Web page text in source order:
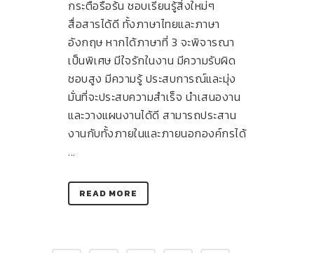
กระตือรือร้น ชอบเรียนรู้สิ่งใหม่ๆ
สื่อสารได้ดี ทั้งภาษาไทยและภาษา
อังกฤษ หากได้ภาษาที่ 3 จะพิจารณา
เป็นพิเศษ มีใจรักในงาน มีความรับผิด
ชอบสูง มีความรู้ ประสบการณ์และมุ่ง
มั่นที่จะประสบความสำเร็จ นําเสนองาน
และวางแผนงานได้ดี สามารถประสาน
งานกับทั้งภายในและภายนอกองค์กรได้
...
READ MORE